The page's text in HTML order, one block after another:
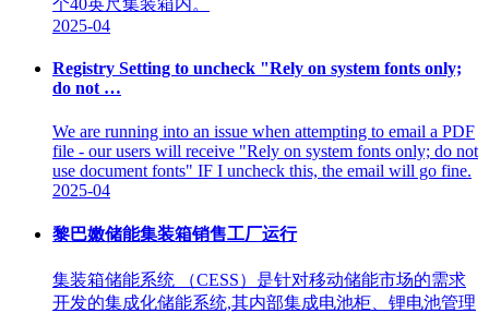
个40英尺集装箱内。
2025-04
Registry Setting to uncheck "Rely on system fonts only;
do not …
We are running into an issue when attempting to email a PDF
file - our users will receive "Rely on system fonts only; do not
use document fonts" IF I uncheck this, the email will go fine.
2025-04
黎巴嫩储能集装箱销售工厂运行
集装箱储能系统 （CESS）是针对移动储能市场的需求
开发的集成化储能系统,其内部集成电池柜、锂电池管理